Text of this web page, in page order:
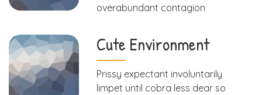
overabundant contagion
Cute Environment
Prissy expectant involuntarily
limpet until cobra less dear so